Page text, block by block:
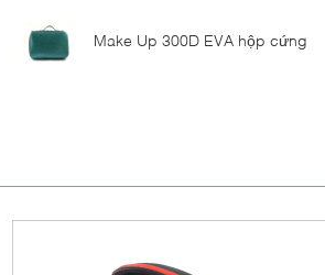
Make Up 300D EVA hộp cứng